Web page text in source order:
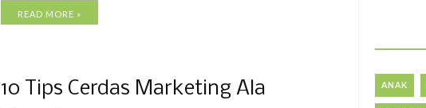
READ MORE »
10 Tips Cerdas Marketing Ala
ANAK